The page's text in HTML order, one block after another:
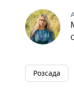
Розсада